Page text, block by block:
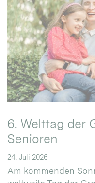
6. Welttag der
Senioren
24. Juli 2026
Am kommenden